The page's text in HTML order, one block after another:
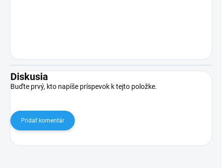
Diskusia
Buďte prvý, kto napíše príspevok k tejto položke.
Pridať komentár